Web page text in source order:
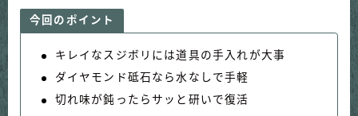
今回のポイント
キレイなスジボリには道具の手入れが大事
ダイヤモンド砥石なら水なしで手軽
切れ味が鈍ったらサッと研いで復活